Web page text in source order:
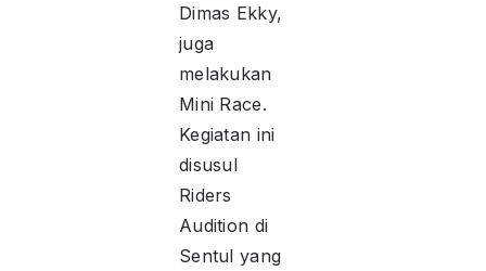
Dimas Ekky,
juga
melakukan
Mini Race.
Kegiatan ini
disusul
Riders
Audition di
Sentul yang